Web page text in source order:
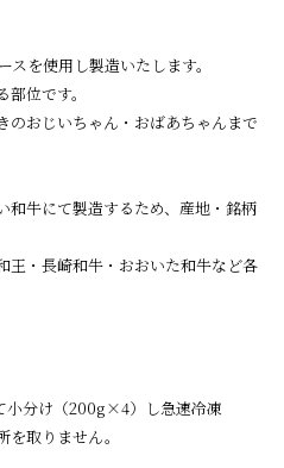
を使用し製造いたします。
位です。
のおじいちゃん・おばあちゃんまで
和牛にて製造するため、産地・銘柄
王・長崎和牛・おおいた和牛など各
け（200g×4）し急速冷凍
りません。